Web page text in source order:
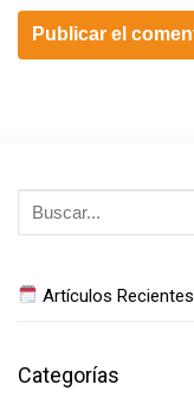
Buscar:
Artículos Recientes
Categorías